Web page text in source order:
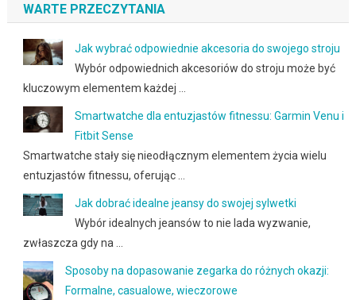
WARTE PRZECZYTANIA
Jak wybrać odpowiednie akcesoria do swojego stroju
Wybór odpowiednich akcesoriów do stroju może być
kluczowym elementem każdej …
Smartwatche dla entuzjastów fitnessu: Garmin Venu i
Fitbit Sense
Smartwatche stały się nieodłącznym elementem życia wielu
entuzjastów fitnessu, oferując …
Jak dobrać idealne jeansy do swojej sylwetki
Wybór idealnych jeansów to nie lada wyzwanie,
zwłaszcza gdy na …
Sposoby na dopasowanie zegarka do różnych okazji:
Formalne, casualowe, wieczorowe